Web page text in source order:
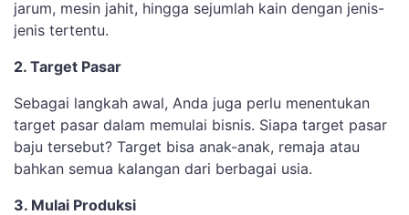
jarum, mesin jahit, hingga sejumlah kain dengan jenis-
jenis tertentu.
2. Target Pasar
Sebagai langkah awal, Anda juga perlu menentukan
target pasar dalam memulai bisnis. Siapa target pasar
baju tersebut? Target bisa anak-anak, remaja atau
bahkan semua kalangan dari berbagai usia.
3. Mulai Produksi